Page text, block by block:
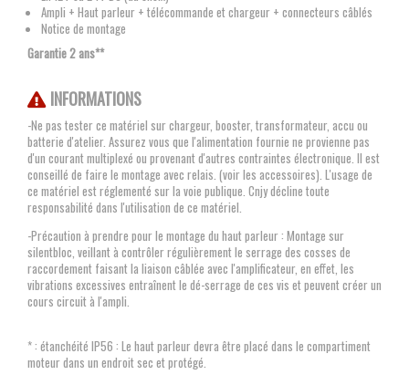
Ampli + Haut parleur + télécommande et chargeur + connecteurs câblés
Notice de montage
Garantie 2 ans**
INFORMATIONS
-Ne pas tester ce matériel sur chargeur, booster, transformateur, accu ou
batterie d'atelier. Assurez vous que l'alimentation fournie ne provienne pas
d'un courant multiplexé ou provenant d'autres contraintes électronique. Il est
conseillé de faire le montage avec relais. (voir les accessoires). L'usage de
ce matériel est réglementé sur la voie publique. Cnjy décline toute
responsabilité dans l'utilisation de ce matériel.
-Précaution à prendre pour le montage du haut parleur : Montage sur
silentbloc, veillant à contrôler régulièrement le serrage des cosses de
raccordement faisant la liaison câblée avec l'amplificateur, en effet, les
vibrations excessives entraînent le dé-serrage de ces vis et peuvent créer un
cours circuit à l'ampli.
* : étanchéité IP56 : Le haut parleur devra être placé dans le compartiment
moteur dans un endroit sec et protégé.